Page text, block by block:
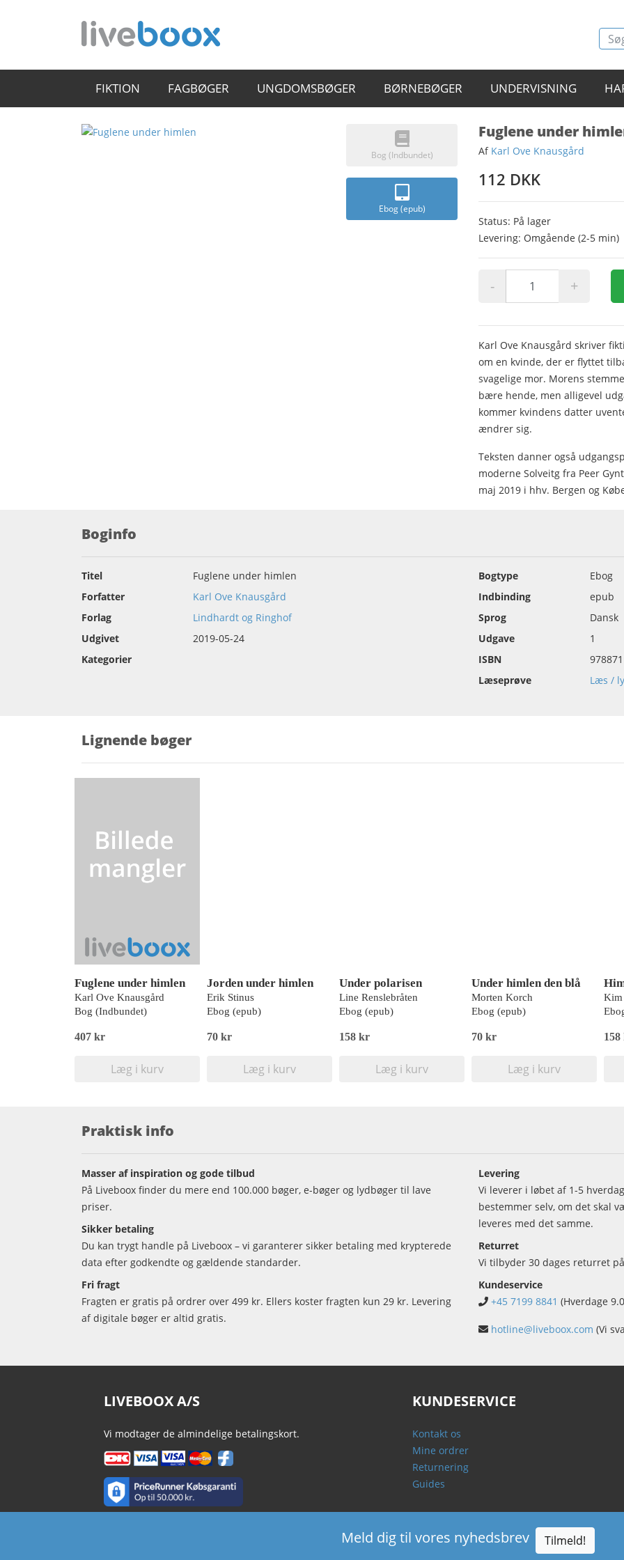
FIKTION FAGBØGER UNGDOMSBØGER BØRNEBØGER UNDERVISNING
Bog (Indbundet)
Ebog (epub)
Fuglene under
Af Karl Ove Knausgård
112 DKK
Status: På lager
Levering: Omgående (2-5 min)
- +
Karl Ove Knausgård skriver
om en kvinde, der er flyttet
svagelige mor. Morens
bære hende, men alligevel
kommer kvindens datter
ændrer sig.
Teksten danner også
moderne Solveitg fra Peer
maj 2019 i hhv. Bergen og
Boginfo
Titel
Fuglene under himlen
Forfatter
Karl Ove Knausgård
Forlag
Lindhardt og Ringhof
Udgivet
2019-05-24
Kategorier
Bogtype
Ebog
Indbinding
epub
Sprog
Dansk
Udgave
1
ISBN
Læseprøve
Læs /
Lignende bøger
Fuglene under himlen
Karl Ove Knausgård
Bog (Indbundet)
407 kr
Læg i kurv
Jorden under himlen
Erik Stinus
Ebog (epub)
70 kr
Læg i kurv
Under polarisen
Line Renslebråten
Ebog (epub)
158 kr
Læg i kurv
Under himlen den blå
Morten Korch
Ebog (epub)
70 kr
Læg i kurv
Kim
Praktisk info
Masser af inspiration og gode tilbud
På Liveboox finder du mere end 100.000 bøger, e-bøger og lydbøger til lave
priser.
Sikker betaling
Du kan trygt handle på Liveboox – vi garanterer sikker betaling med krypterede
data efter godkendte og gældende standarder.
Fri fragt
Fragten er gratis på ordrer over 499 kr. Ellers koster fragten kun 29 kr. Levering
af digitale bøger er altid gratis.
Levering
Vi leverer i løbet af 1-5
bestemmer selv, om det skal
leveres med det samme.
Returret
Vi tilbyder 30 dages returret
Kundeservice
+45 7199 8841 (Hverdage
hotline@liveboox.com (Vi
LIVEBOOX A/S
Vi modtager de almindelige betalingskort.
KUNDESERVICE
Kontakt os
Mine ordrer
Returnering
Guides
Meld dig til vores nyhedsbrev Tilmeld!